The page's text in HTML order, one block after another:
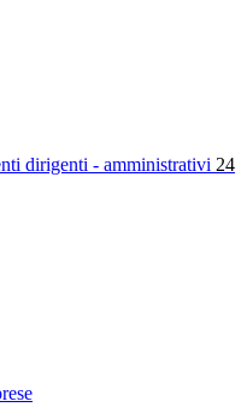
dirigenti - amministrativi 24